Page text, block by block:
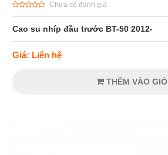
Chưa có đánh giá
Cao su nhíp đầu trước BT-50 2012-
Giá: Liên hệ
THÊM VÀO GIỎ